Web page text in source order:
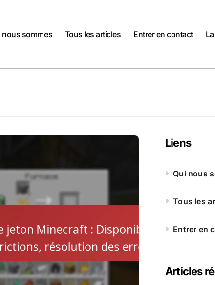
nous sommes Tous les articles Entrer en contact
Liens
Qui nous
Tous les
Entrer en
Articles